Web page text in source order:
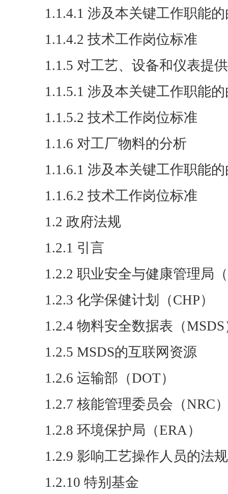
1.1.4.1 涉及本关键工作职能
1.1.4.2 技术工作岗位标准
1.1.5 对工艺、设备和仪表提
1.1.5.1 涉及本关键工作职能
1.1.5.2 技术工作岗位标准
1.1.6 对工厂物料的分析
1.1.6.1 涉及本关键工作职能
1.1.6.2 技术工作岗位标准
1.2 政府法规
1.2.1 引言
1.2.2 职业安全与健康管理局
1.2.3 化学保健计划（CHP）
1.2.4 物料安全数据表（MSDS
1.2.5 MSDS的互联网资源
1.2.6 运输部（DOT）
1.2.7 核能管理委员会（NRC
1.2.8 环境保护局（ERA）
1.2.9 影响工艺操作人员的法规
1.2.10 特别基金